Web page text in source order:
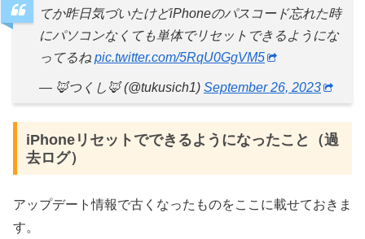
てか昨日気づいたけどiPhoneのパスコード忘れた時
にパソコンなくても単体でリセットできるようにな
ってるね pic.twitter.com/5RqU0GgVM5
— 🦊つくし🦊 (@tukusich1) September 26, 2023
iPhoneリセットでできるようになったこと（過
去ログ）
アップデート情報で古くなったものをここに載せておきま
す。